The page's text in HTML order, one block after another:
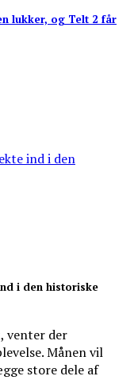
lukker, og Telt 2 får
i den historiske
venter der
Månen vil
store dele af